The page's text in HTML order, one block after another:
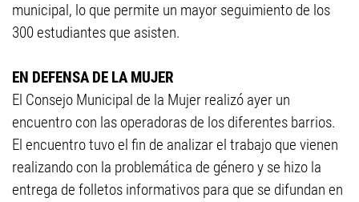
municipal, lo que permite un mayor seguimiento de los
300 estudiantes que asisten.
EN DEFENSA DE LA MUJER
El Consejo Municipal de la Mujer realizó ayer un
encuentro con las operadoras de los diferentes barrios.
El encuentro tuvo el fin de analizar el trabajo que vienen
realizando con la problemática de género y se hizo la
entrega de folletos informativos para que se difundan en